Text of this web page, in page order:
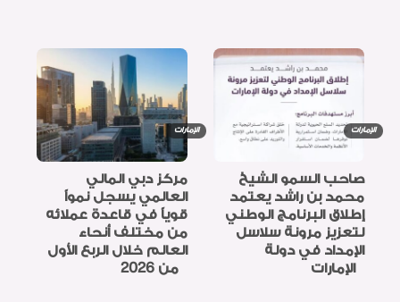
الإمارات
مركز دبي المالي
العالمي يسجل نمواً
قوياً في قاعدة عملائه
من مختلف أنحاء
العالم خلال الربع الأول
الإمارات
صاحب السمو الشيخ
محمد بن راشد يعتمد
إطلاق البرنامج الوطني
لتعزيز مرونة سلاسل
الإمداد في دولة
الإمارات